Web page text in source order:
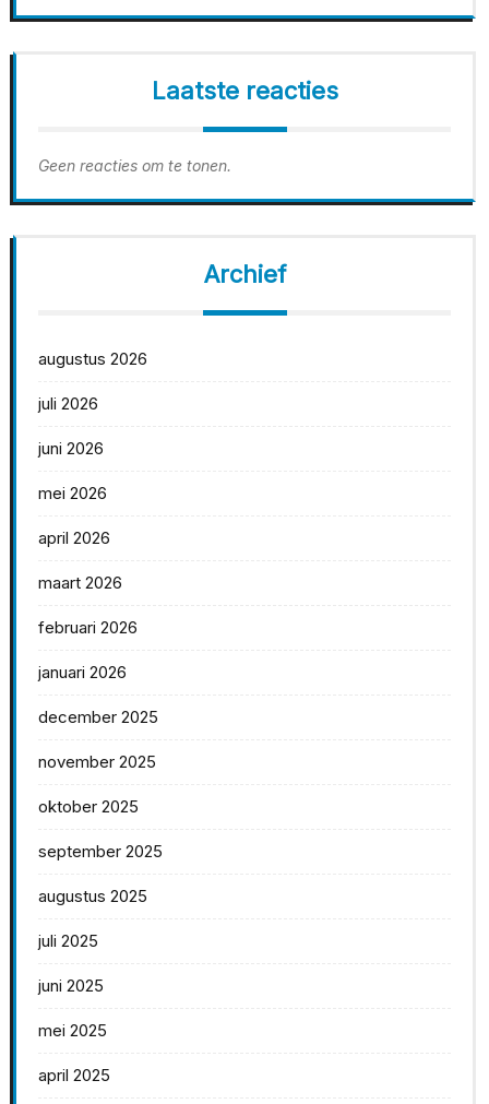
Laatste reacties
Geen reacties om te tonen.
Archief
augustus 2026
juli 2026
juni 2026
mei 2026
april 2026
maart 2026
februari 2026
januari 2026
december 2025
november 2025
oktober 2025
september 2025
augustus 2025
juli 2025
juni 2025
mei 2025
april 2025